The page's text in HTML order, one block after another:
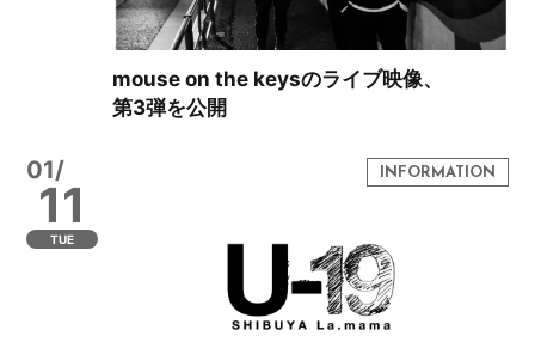
mouse on the keysのライブ映像、
第3弾を公開
01/
11
TUE